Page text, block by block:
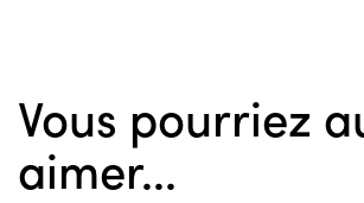
Vous pourriez
aimer...